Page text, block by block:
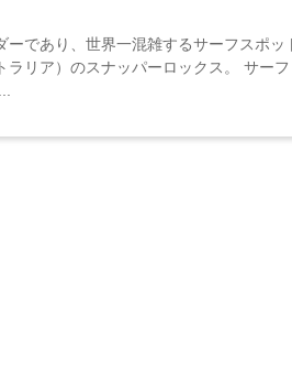
ーであり、世界一混雑するサーフスポッ
ラリア）のスナッパーロックス。 サー